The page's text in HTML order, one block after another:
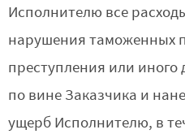
Исполнителю все
нарушения таможенных
преступления или иного
по вине Заказчика и
ущерб Исполнителю, в